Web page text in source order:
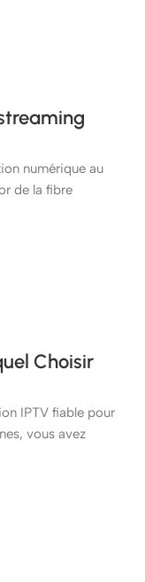
numérique au
de la fibre
Choisir
IPTV fiable pour
vous avez